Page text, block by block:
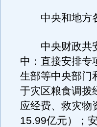
中央和地方各
中央财政共安
中：直接安排专
生部等中央部门
于灾区粮食调拨
应经费、救灾物
15.99亿元）；